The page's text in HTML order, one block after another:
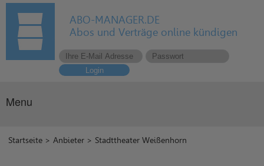
ABO-MANAGER.DE
Abos und Verträge online kündigen
Login
Menu
Startseite >Anbieter > Stadttheater Weißenhorn